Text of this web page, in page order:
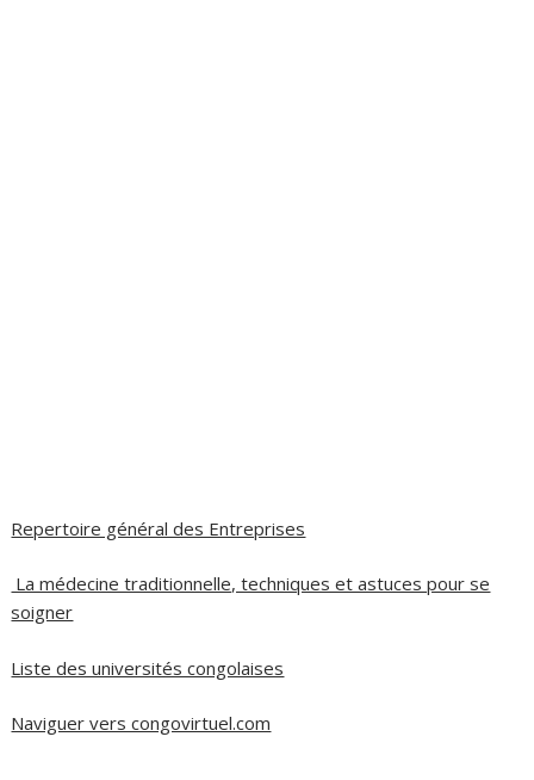
Repertoire général des Entreprises
La médecine traditionnelle, techniques et astuces pour se
soigner
Liste des universités congolaises
Naviguer vers congovirtuel.com